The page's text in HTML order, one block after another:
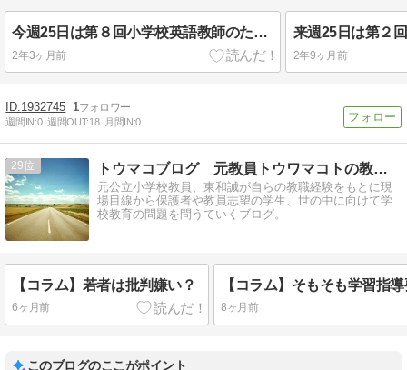
今週25日は第８回小学校英語教師のための勉強会
2年3ヶ月前 2年9ヶ月前
1932745 1
週間IN:0 週間OUT:18 月間IN:0
29 トウマコブログ 元教員トウワマコトの教育評論
元公立小学校教員、東和誠が自らの教職経験をもとに現
場目線から保護者や教員志望の学生、世の中に向けて学
校教育の問題を問うていくブログ。
【コラム】若者は批判嫌い？
6ヶ月前 8ヶ月前
このブログのここがポイント